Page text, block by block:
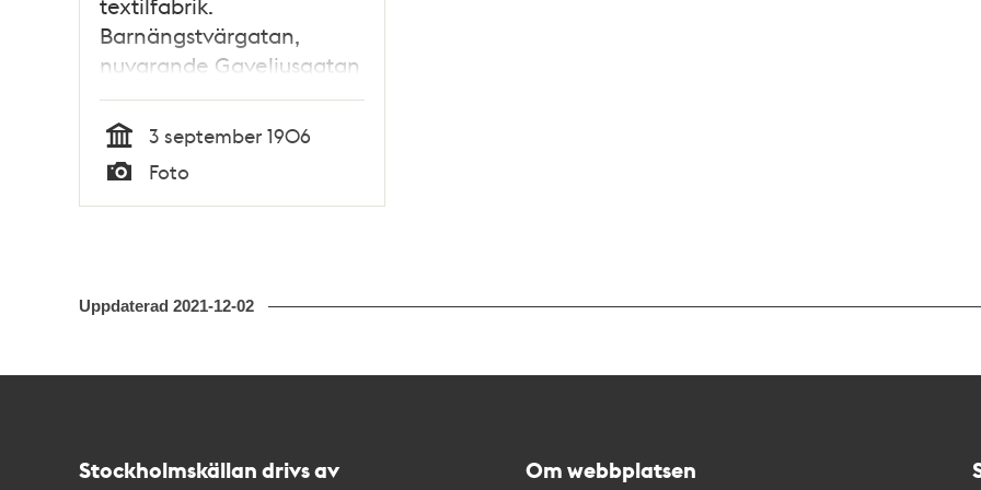
textilfabrik.
Barnängstvärgatan,
nuvarande Gaveliusgatan
Tid
3 september 1906
Typ
Foto
Uppdaterad 2021-12-02
Stockholmskällan drivs av Om webbplatsen